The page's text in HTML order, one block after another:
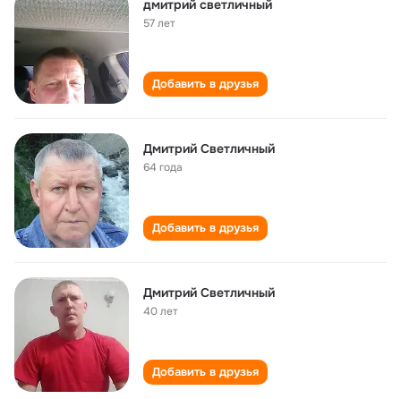
дмитрий светличный
57 лет
Добавить в друзья
Дмитрий Светличный
64 года
Добавить в друзья
Дмитрий Светличный
40 лет
Добавить в друзья